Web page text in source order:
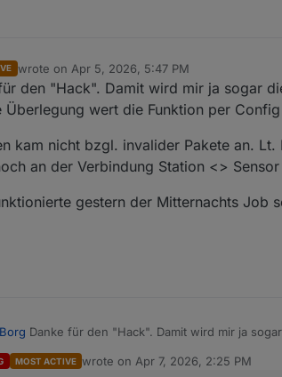
wrote on Apr 5, 2026, 5:47 PM
last edited by
den "Hack". Damit wird mir ja sogar
Überlegung wert die Funktion per
kam nicht bzgl. invalider Pakete an.
an der Verbindung Station <> Sensor
gestern der Mitternachts Job
Danke für den "Hack". Damit wird mir ja
Meldungen kam nicht bzgl. invalider Pakete
MOST ACTIVE wrote onApr 7, 2026, 2:25 PM
last edited by